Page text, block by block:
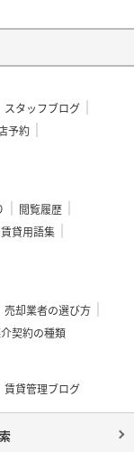
スタッフブログ
予約
閲覧履歴
賃貸用語集
売却業者の選び方
契約の種類
賃貸管理ブログ